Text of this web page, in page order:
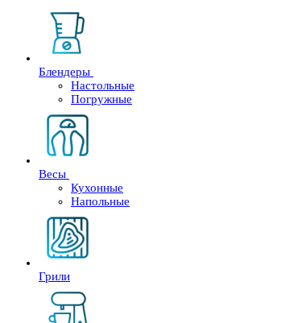
Блендеры
Настольные
Погружные
Весы
Кухонные
Напольные
Грили